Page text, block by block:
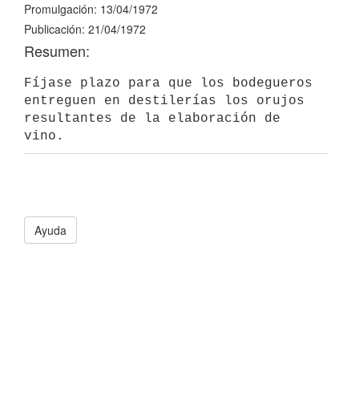
Promulgación: 13/04/1972
Publicación: 21/04/1972
Resumen:
Fíjase plazo para que los bodegueros
entreguen en destilerías los orujos
resultantes de la elaboración de
vino.
Ayuda